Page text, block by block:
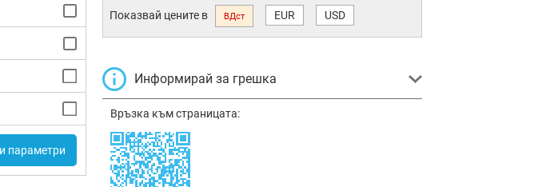
параметри
Показвай цените в ВДст EUR USD
Информирай за грешка
Връзка към страницата: